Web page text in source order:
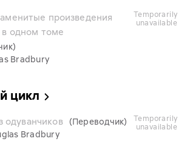
произведения
в одном томе
Bradbury
temporarily
unavailable
цикл
одуванчиков (Переводчик)
Bradbury
temporarily
unavailable